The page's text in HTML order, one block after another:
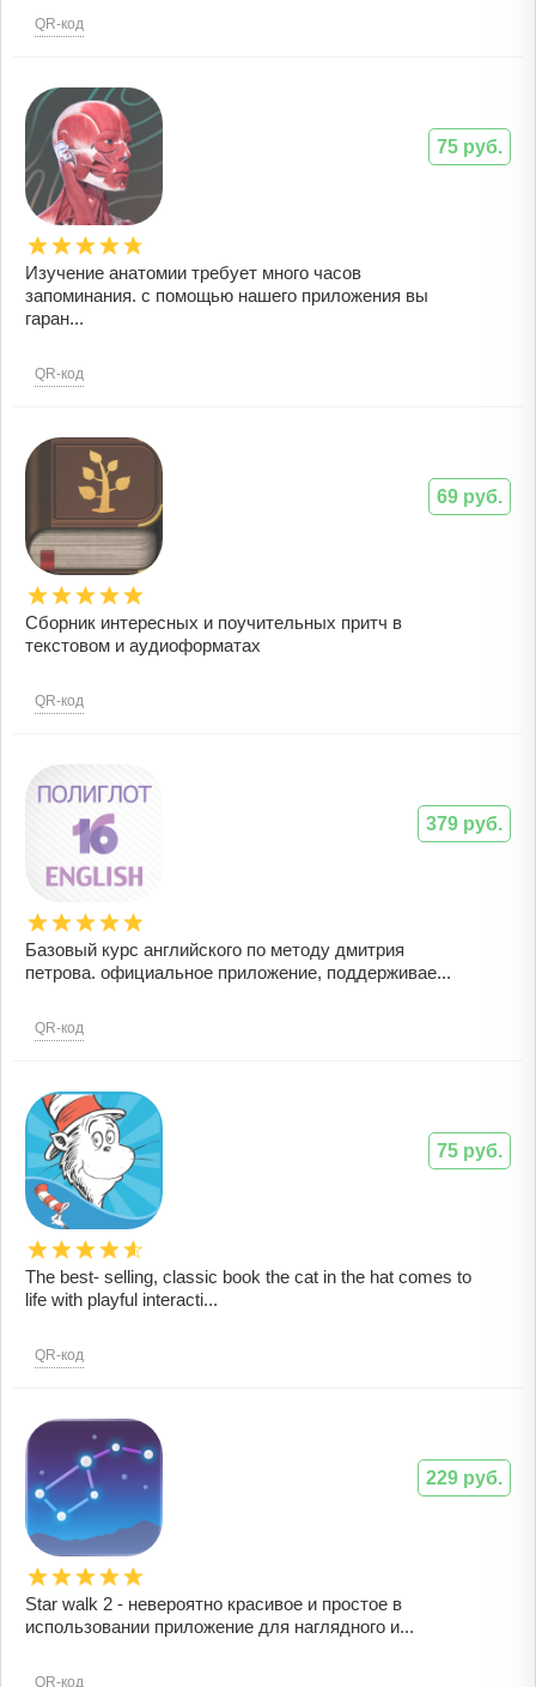
QR-код
Изучение анатомии требует много часов
запоминания. с помощью нашего приложения вы
гаран...
QR-код
75 руб.
Сборник интересных и поучительных притч в
текстовом и аудиоформатах
QR-код
69 руб.
Базовый курс английского по методу дмитрия
петрова. официальное приложение, поддерживае...
QR-код
379 руб.
The best- selling, classic book the cat in the hat comes to
life with playful interacti...
QR-код
75 руб.
Star walk 2 - невероятно красивое и простое в
использовании приложение для наглядного и...
QR-код
229 руб.